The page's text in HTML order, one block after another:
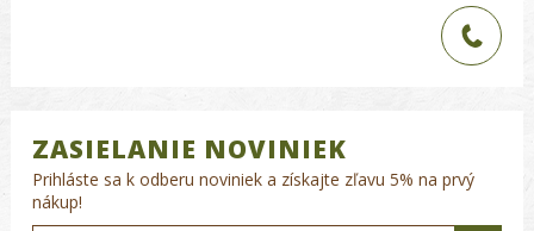
ZASIELANIE NOVINIEK
Prihláste sa k odberu noviniek a získajte zľavu 5% na prvý
nákup!